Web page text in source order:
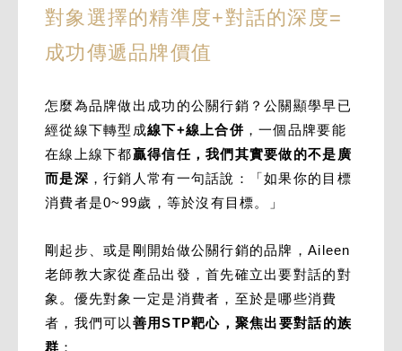
對象選擇的精準度+對話的深度=
成功傳遞品牌價值
怎麼為品牌做出成功的公關行銷？公關顯學早已
經從線下轉型成線下+線上合併，一個品牌要能
在線上線下都贏得信任，我們其實要做的不是廣
而是深 ，行銷人常有一句話說：「如果你的目標
消費者是0~99歲，等於沒有目標。」
剛起步、或是剛開始做公關行銷的品牌，Aileen
老師教大家從產品出發，首先確立出要對話的對
象。優先對象一定是消費者，至於是哪些消費
者，我們可以 善用STP靶心，聚焦出要對話的族
群 ：